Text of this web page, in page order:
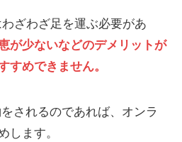
ざわざ足を運ぶ必要があ
が少ないなどのデメリットが
すめできません。
されるのであれば、オンラ
します。